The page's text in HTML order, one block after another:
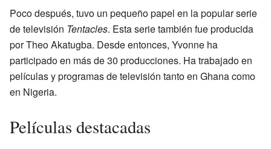
Poco después, tuvo un pequeño papel en la popular serie
de televisión Tentacles. Esta serie también fue producida
por Theo Akatugba. Desde entonces, Yvonne ha
participado en más de 30 producciones. Ha trabajado en
películas y programas de televisión tanto en Ghana como
en Nigeria.
Películas destacadas